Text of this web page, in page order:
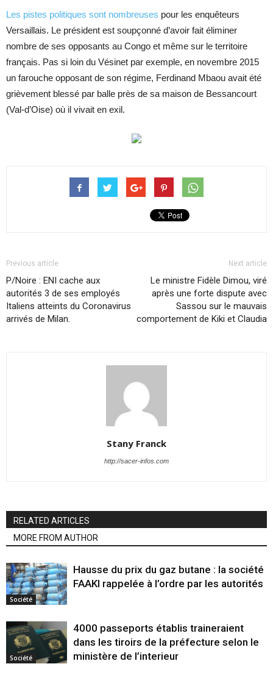
Les pistes politiques sont nombreuses pour les enquêteurs
Versaillais. Le président est soupçonné d’avoir fait éliminer
nombre de ses opposants au Congo et même sur le territoire
français. Pas si loin du Vésinet par exemple, en novembre 2015
un farouche opposant de son régime, Ferdinand Mbaou avait été
grièvement blessé par balle près de sa maison de Bessancourt
(Val-d’Oise) où il vivait en exil.
Previous article
P/Noire : ENI cache aux
autorités 3 de ses employés
Italiens atteints du Coronavirus
arrivés de Milan.
Next article
Le ministre Fidèle Dimou, viré
après une forte dispute avec
Sassou sur le mauvais
comportement de Kiki et Claudia
Stany Franck
http://sacer-infos.com
RELATED ARTICLES
MORE FROM AUTHOR
Société
Hausse du prix du gaz butane : la société
FAAKI rappelée à l’ordre par les autorités
Société
4000 passeports établis traineraient
dans les tiroirs de la préfecture selon le
ministère de l’interieur